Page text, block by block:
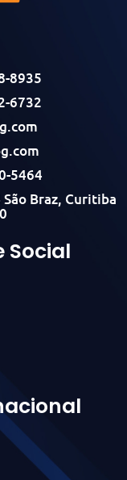
8935
6732
5464
Braz, Curitiba
Social